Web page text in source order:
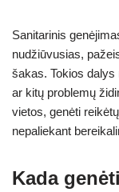
Sanitarinis
nudžiūvusias,
šakas. Tokios dalys
ar kitų problemų
vietos, genėti
nepaliekant
Kada genėti